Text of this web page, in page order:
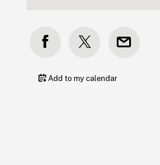
Add to my calendar